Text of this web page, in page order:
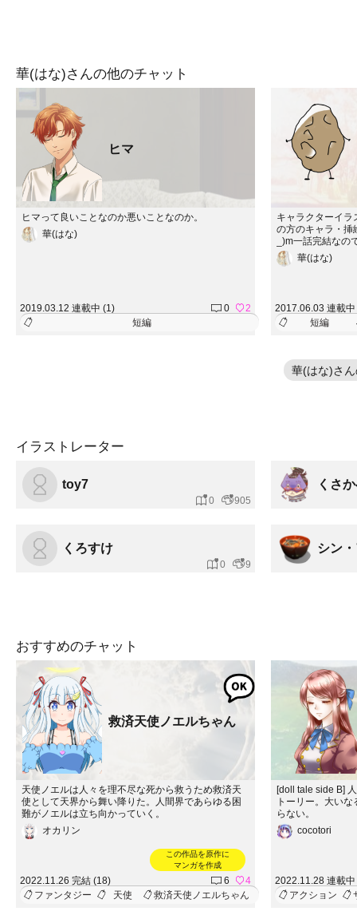
華(はな)さんの他のチャット
ヒマ
ヒマって良いことなのか悪いことなのか。
華(はな)
2019.03.12 連載中 (1) 0
2
短編
キャラクターイラ
の方のキャラ・挿
_)m一話完結な
→ラブコメピンク
こしふしぎ）お
華(はな)
2017.06.03 連載
短編
華(はな)さ
イラストレーター
toy7
0 905
くさ
くろすけ
0 9
シン
おすすめのチャット
救済天使ノエルちゃん
天使ノエルは人々を理不尽な死から救うため救済天
使として天界から舞い降りた。人間界であらゆる困
難がノエルは立ち向かっていく。
オカリン
この作品を原作に
マンガを作成
2022.11.26 完結 (18) 6
4
ファンタジー
天使 救済天使ノエルちゃん
[doll tale side B]
トーリー。大い
らない。
cocotori
2022.11.28 連載
アクション